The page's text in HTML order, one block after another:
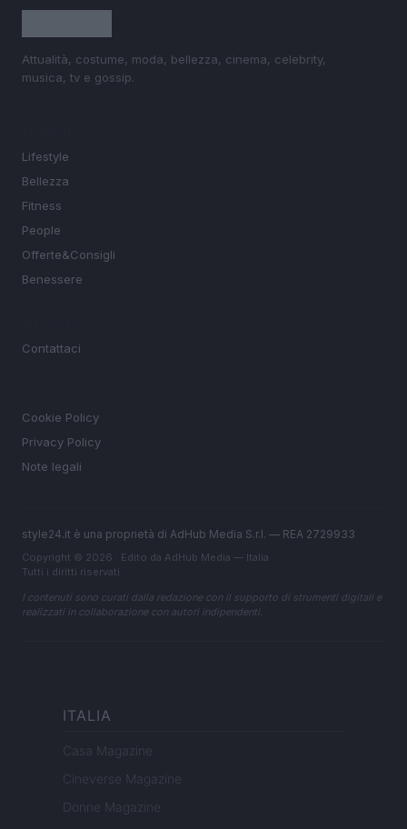
Attualità, costume, moda, bellezza, cinema, celebrity,
musica, tv e gossip.
Lifestyle
Bellezza
Fitness
People
Offerte&Consigli
Benessere
Contattaci
Cookie Policy
Privacy Policy
Note legali
style24.it è una proprietà di AdHub Media S.r.l. — REA 2729933
Copyright © 2026 · Edito da AdHub Media — Italia
Tutti i diritti riservati
I contenuti sono curati dalla redazione con il supporto di strumenti digitali e
realizzati in collaborazione con autori indipendenti.
ITALIA
Casa Magazine
Cineverse Magazine
Donne Magazine